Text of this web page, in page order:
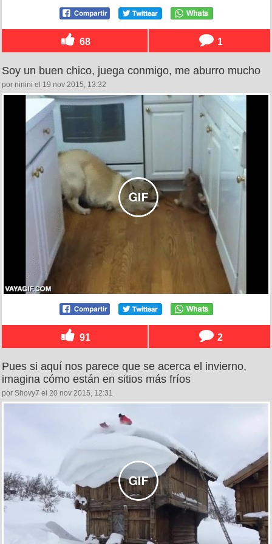
68 1
Soy un buen chico, juega conmigo, me aburro mucho
por ninini el 19 nov 2015, 13:32
91 2
Pues si aquí nos parece que se acerca el invierno,
imagina cómo están en sitios más fríos
por Shovy7 el 20 nov 2015, 12:31